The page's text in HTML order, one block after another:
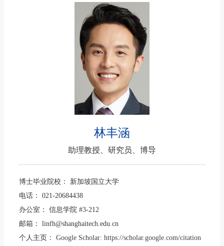
林丰涵
助理教授、研究员、博导
博士毕业院校： 新加坡国立大学
电话： 021-20684438
办公室： 信息学院 #3-212
邮箱： linfh@shanghaitech.edu.cn
个人主页： Google Scholar: https://scholar.google.com/citation